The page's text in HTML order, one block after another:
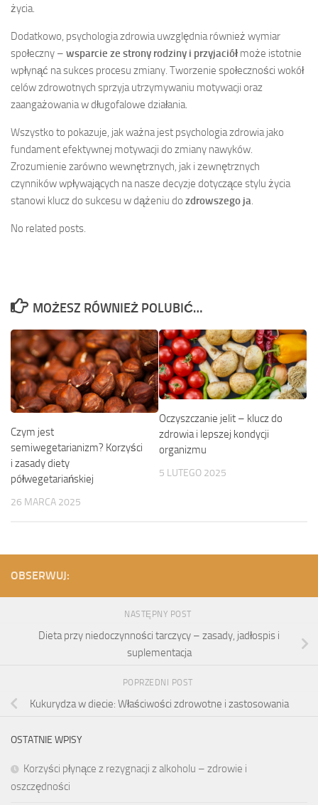
życia.
Dodatkowo, psychologia zdrowia uwzględnia również wymiar
społeczny – wsparcie ze strony rodziny i przyjaciół może istotnie
wpłynąć na sukces procesu zmiany. Tworzenie społeczności wokół
celów zdrowotnych sprzyja utrzymywaniu motywacji oraz
zaangażowania w długofalowe działania.
Wszystko to pokazuje, jak ważna jest psychologia zdrowia jako
fundament efektywnej motywacji do zmiany nawyków.
Zrozumienie zarówno wewnętrznych, jak i zewnętrznych
czynników wpływających na nasze decyzje dotyczące stylu życia
stanowi klucz do sukcesu w dążeniu do zdrowszego ja.
No related posts.
MOŻESZ RÓWNIEŻ POLUBIĆ…
Czym jest
semiwegetarianizm? Korzyści
i zasady diety
półwegetariańskiej
26 MARCA 2025
Oczyszczanie jelit – klucz do
zdrowia i lepszej kondycji
organizmu
5 LUTEGO 2025
OBSERWUJ:
NASTĘPNY POST
Dieta przy niedoczynności tarczycy – zasady, jadłospis i
suplementacja
POPRZEDNI POST
Kukurydza w diecie: Właściwości zdrowotne i zastosowania
OSTATNIE WPISY
Korzyści płynące z rezygnacji z alkoholu – zdrowie i
oszczędności